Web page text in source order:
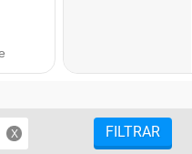
FILTRAR